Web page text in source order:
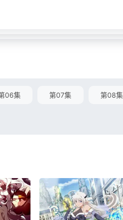
06集 第07集 第08集